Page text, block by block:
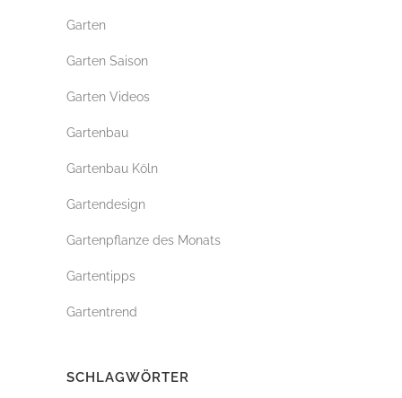
Garten
Garten Saison
Garten Videos
Gartenbau
Gartenbau Köln
Gartendesign
Gartenpflanze des Monats
Gartentipps
Gartentrend
SCHLAGWÖRTER